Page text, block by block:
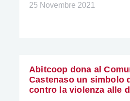
25 Novembre 2021
Abitcoop dona al
Castenaso un simbolo
contro la violenza alle